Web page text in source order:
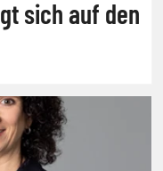
sich auf den